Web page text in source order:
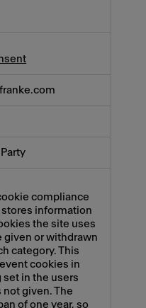
franke.com
compliance
stores information
the site uses
given or withdrawn
category. This
cookies in
set in the users
not given. The
of one year, so